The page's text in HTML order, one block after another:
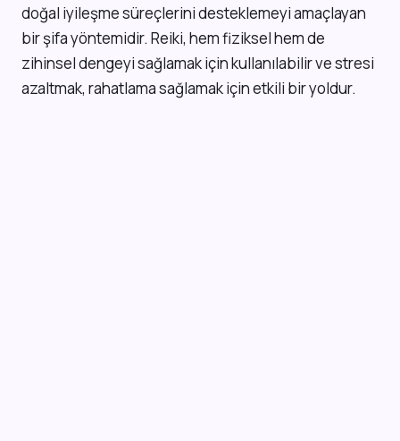
doğal iyileşme süreçlerini desteklemeyi amaçlayan
bir şifa yöntemidir. Reiki, hem fiziksel hem de
zihinsel dengeyi sağlamak için kullanılabilir ve stresi
azaltmak, rahatlama sağlamak için etkili bir yoldur.